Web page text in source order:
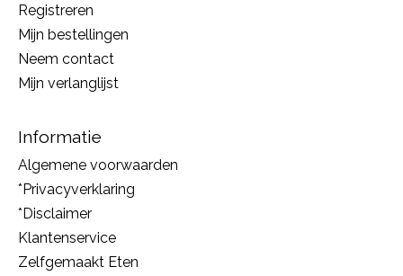
Registreren
Mijn bestellingen
Neem contact
Mijn verlanglijst
Informatie
Algemene voorwaarden
*Privacyverklaring
*Disclaimer
Klantenservice
Zelfgemaakt Eten